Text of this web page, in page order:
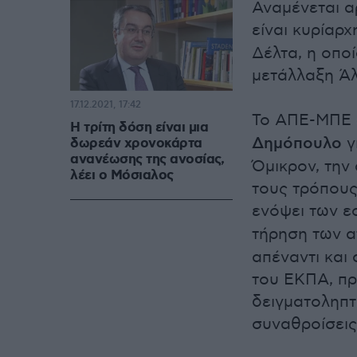
Αναμένεται
είναι
Δέλτα, η
μετάλλαξη
Το ΑΠΕ-ΜΠΕ
Δημόπουλο
Όμικρον, την
τους
ενόψει των
τήρηση των
απέναντι
του ΕΚΠΑ,
Η τρίτη δόση είναι μια
δωρεάν χρονοκάρτα
ανανέωσης της ανοσίας,
λέει ο Μόσιαλος
17.12.2021, 17:42